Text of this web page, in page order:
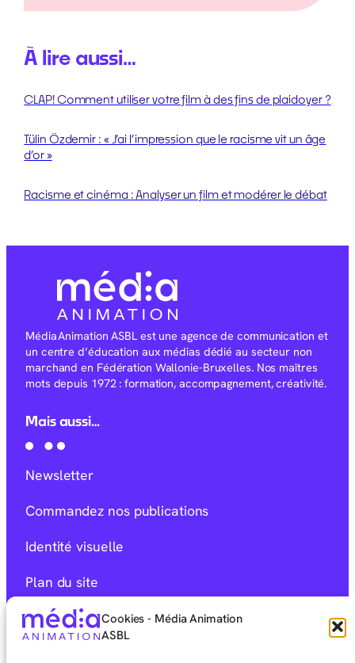
Cookies - Média Animation
ASBL
À lire aussi…
CLAP! Comment utiliser votre film à des fins de plaidoyer ?
Tülin Özdemir : « J’ai l’impression que le racisme vit un âge
d’or »
Racisme et cinéma : Analyser un film et modérer le débat
Média Animation ASBL est une agence de communication et
un centre d’éducation aux médias dédié au secteur non
marchand en Fédération Wallonie-Bruxelles. Nos maîtres
mots depuis 1972 : formation, accompagnement, créativité.
Mais aussi…
Newsletter
Commandez nos publications
Identité visuelle
Plan du site
Mentions Légales